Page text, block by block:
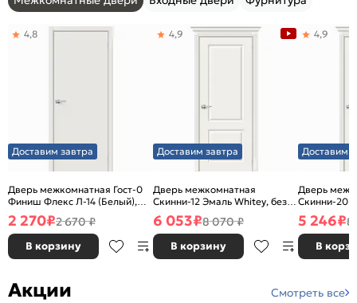
Доставим завтра
Дверь межкомнатная Гост-0
Финиш Флекс Л-14 (Белый),
глухая, каркасно-щитовая
4,8
2 270₽2 670 ₽
В корзину
Доставим завтра
Дверь межкомнатная
Скинни-12 Эмаль Whitey, без
декора, глухая, без стекла,
без кромки, скиновая
4,9
6 053₽8 070 ₽
В корзину
Доставим
Дверь
Скинни-20
декора,
без кромки,
4,9
5 246₽8
В
Акции Смотреть все